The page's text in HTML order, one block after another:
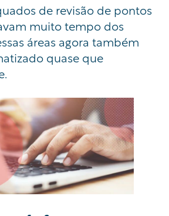
de revisão de pontos
muito tempo dos
áreas agora também
quase que